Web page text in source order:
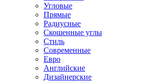
Угловые
Прямые
Радиусные
Скошенные углы
Стиль
Современные
Евро
Английские
Дизайнерские